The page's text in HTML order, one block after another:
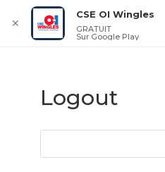
Logout
✕
CSE OI Wingles
GRATUIT
Sur Google Play